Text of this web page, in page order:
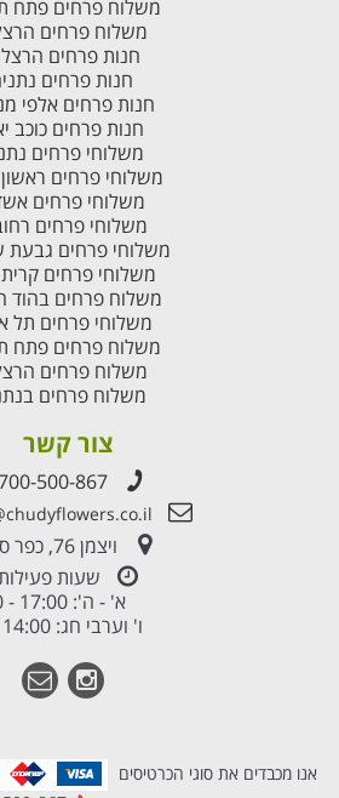
משלוח פרחים פתח
משלוח פרחים
חנות פרחים
חנות פרחים
חנות פרחים אלפי
חנות פרחים כוכב
משלוחי פרחים
משלוחי פרחים ראשון
משלוחי פרחים
משלוחי פרחים
משלוחי פרחים גבעת
משלוחי פרחים קרית
משלוח פרחים בהוד
משלוחי פרחים תל
משלוח פרחים פתח
משלוח פרחים
משלוח פרחים
צור קשר
500-867
ויצמן 76, כפר סבא
שעות
א' - ה': 17:00 - 8:00
ו' וערבי חג: 14:00 - 8:00
אנו מכבדים את סוגי הכרטיסים